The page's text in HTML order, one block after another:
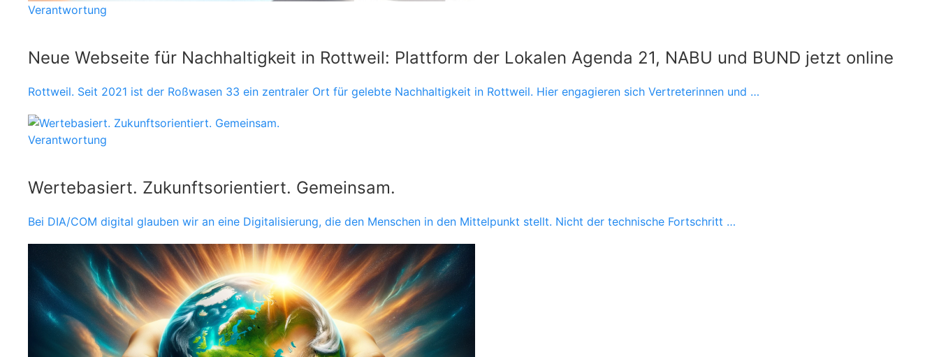
Verantwortung
Neue Webseite für Nachhaltigkeit in Rottweil: Plattform der Lokalen Agenda 21, NABU und BUND jetzt online
Rottweil. Seit 2021 ist der Roßwasen 33 ein zentraler Ort für gelebte Nachhaltigkeit in Rottweil. Hier engagieren sich Vertreterinnen und …
Verantwortung
Wertebasiert. Zukunftsorientiert. Gemeinsam.
Bei DIA/COM digital glauben wir an eine Digitalisierung, die den Menschen in den Mittelpunkt stellt. Nicht der technische Fortschritt …